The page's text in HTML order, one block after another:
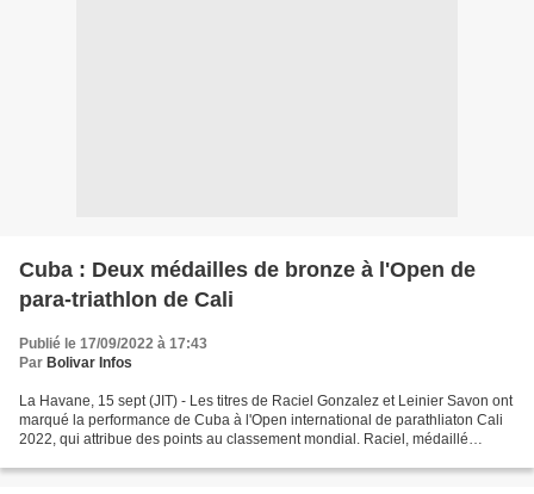
Cuba : Deux médailles de bronze à l'Open de
para-triathlon de Cali
Publié le 17/09/2022 à 17:43
Par Bolivar Infos
La Havane, 15 sept (JIT) - Les titres de Raciel Gonzalez et Leinier Savon ont
marqué la performance de Cuba à l'Open international de parathliaton Cali
2022, qui attribue des points au classement mondial. Raciel, médaillé